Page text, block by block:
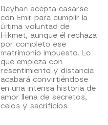
Reyhan acepta casarse
con Emir para cumplir la
última voluntad de
Hikmet, aunque él rechaza
por completo ese
matrimonio impuesto. Lo
que empieza con
resentimiento y distancia
acabará convirtiéndose
en una intensa historia de
amor llena de secretos,
celos y sacrificios.